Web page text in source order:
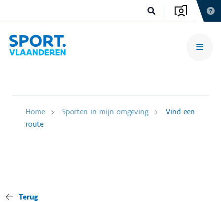
Home Sporten in mijn omgeving
Vind een
route
Terug